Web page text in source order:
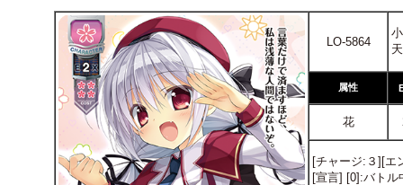
LO-5864
属性
花
[チャージ:３][エ
[宣言] [0]:バトル